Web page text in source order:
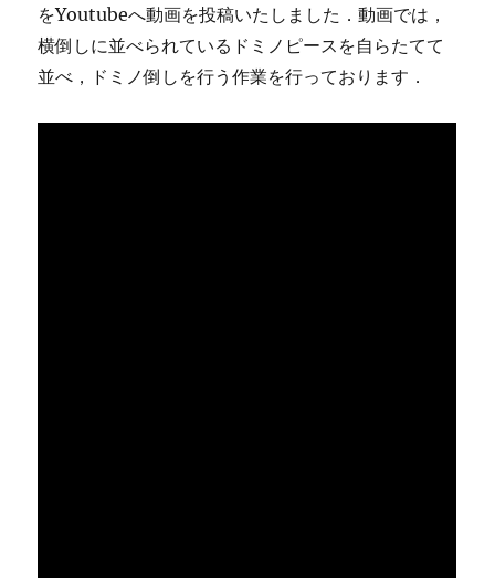
をYoutubeへ動画を投稿いたしました．動画では，
横倒しに並べられているドミノピースを自らたてて
並べ，ドミノ倒しを行う作業を行っております．